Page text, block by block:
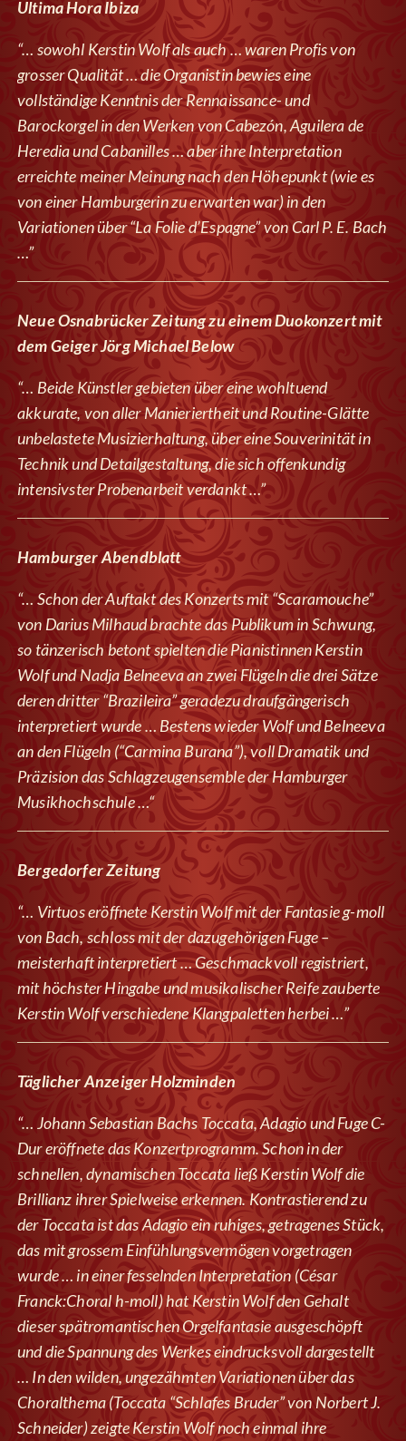
Ultima Hora Ibiza
“… sowohl Kerstin Wolf als auch … waren Profis von
grosser Qualität … die Organistin bewies eine
vollständige Kenntnis der Rennaissance- und
Barockorgel in den Werken von Cabezón, Aguilera de
Heredia und Cabanilles … aber ihre Interpretation
erreichte meiner Meinung nach den Höhepunkt (wie es
von einer Hamburgerin zu erwarten war) in den
Variationen über “La Folie d’Espagne” von Carl P. E. Bach
…”
Neue Osnabrücker Zeitung zu einem Duokonzert mit
dem Geiger Jörg Michael Below
“… Beide Künstler gebieten über eine wohltuend
akkurate, von aller Manieriertheit und Routine-Glätte
unbelastete Musizierhaltung, über eine Souverinität in
Technik und Detailgestaltung, die sich offenkundig
intensivster Probenarbeit verdankt …”
Hamburger Abendblatt
“… Schon der Auftakt des Konzerts mit “Scaramouche”
von Darius Milhaud brachte das Publikum in Schwung,
so tänzerisch betont spielten die Pianistinnen Kerstin
Wolf und Nadja Belneeva an zwei Flügeln die drei Sätze
deren dritter “Brazileira” geradezu draufgängerisch
interpretiert wurde … Bestens wieder Wolf und Belneeva
an den Flügeln (“Carmina Burana”), voll Dramatik und
Präzision das Schlagzeugensemble der Hamburger
Musikhochschule …“
Bergedorfer Zeitung
“… Virtuos eröffnete Kerstin Wolf mit der Fantasie g-moll
von Bach, schloss mit der dazugehörigen Fuge –
meisterhaft interpretiert … Geschmackvoll registriert,
mit höchster Hingabe und musikalischer Reife zauberte
Kerstin Wolf verschiedene Klangpaletten herbei …”
Täglicher Anzeiger Holzminden
“… Johann Sebastian Bachs Toccata, Adagio und Fuge C-
Dur eröffnete das Konzertprogramm. Schon in der
schnellen, dynamischen Toccata ließ Kerstin Wolf die
Brillianz ihrer Spielweise erkennen. Kontrastierend zu
der Toccata ist das Adagio ein ruhiges, getragenes Stück,
das mit grossem Einfühlungsvermögen vorgetragen
wurde … in einer fesselnden Interpretation (César
Franck:Choral h-moll) hat Kerstin Wolf den Gehalt
dieser spätromantischen Orgelfantasie ausgeschöpft
und die Spannung des Werkes eindrucksvoll dargestellt
… In den wilden, ungezähmten Variationen über das
Choralthema (Toccata “Schlafes Bruder” von Norbert J.
Schneider) zeigte Kerstin Wolf noch einmal ihre